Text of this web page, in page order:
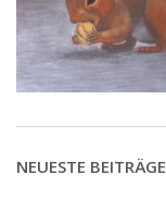
NEUESTE BEITRÄGE